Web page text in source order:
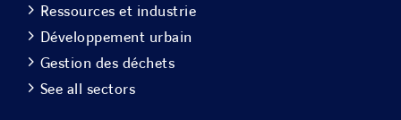
Ressources et industrie
Développement urbain
Gestion des déchets
See all sectors